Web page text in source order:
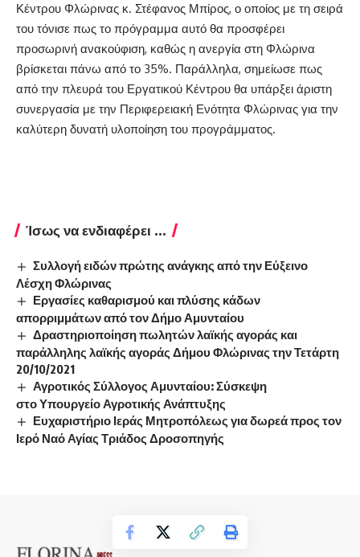
Κέντρου Φλώρινας κ. Στέφανος Μπίρος, ο οποίος με τη σειρά
του τόνισε πως το πρόγραμμα αυτό θα προσφέρει
προσωρινή ανακούφιση, καθώς η ανεργία στη Φλώρινα
βρίσκεται πάνω από το 35%. Παράλληλα, σημείωσε πως
από την πλευρά του Εργατικού Κέντρου θα υπάρξει άριστη
συνεργασία με την Περιφερειακή Ενότητα Φλώρινας για την
καλύτερη δυνατή υλοποίηση του προγράμματος.
Ίσως να ενδιαφέρει ...
Συλλογή ειδών πρώτης ανάγκης από την Εύξεινο
Λέσχη Φλώρινας
Εργασίες καθαρισμού και πλύσης κάδων
απορριμμάτων από τον Δήμο Αμυνταίου
Δραστηριοποίηση πωλητών λαϊκής αγοράς και
παράλληλης λαϊκής αγοράς Δήμου Φλώρινας την Τετάρτη
20/10/2021
Αγροτικός Σύλλογος Αμυνταίου: Σύσκεψη
στο Υπουργείο Αγροτικής Ανάπτυξης
Ευχαριστήριο Ιεράς Μητροπόλεως για δωρεά προς τον
Ιερό Ναό Αγίας Τριάδος Δροσοπηγής